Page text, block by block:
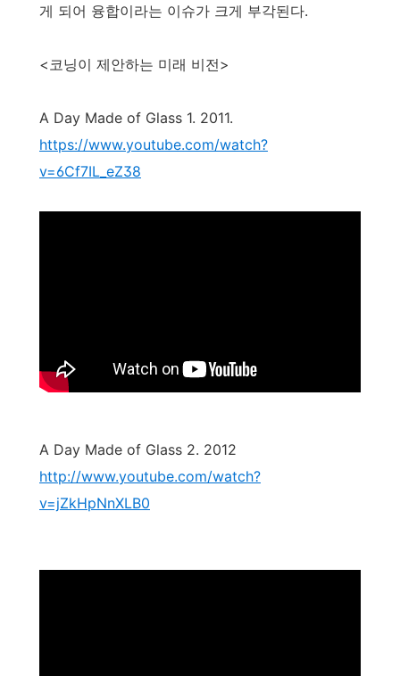
게 되어 융합이라는 이슈가 크게 부각된다.
<코닝이 제안하는 미래 비전>
A Day Made of Glass 1. 2011.
https://www.youtube.com/watch?
v=6Cf7IL_eZ38
A Day Made of Glass 2. 2012
http://www.youtube.com/watch?
v=jZkHpNnXLB0